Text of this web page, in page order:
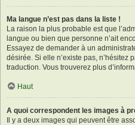
Ma langue n’est pas dans la liste !
La raison la plus probable est que
langue ou bien que personne n’ait
Essayez de demander à un
désirée. Si elle n’existe pas, n’hésitez
traduction. Vous trouverez plus
Haut
A quoi correspondent les images à
Il y a deux images qui peuvent être